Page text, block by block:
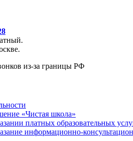
из-за границы РФ
«Чистая школа»
платных образовательных